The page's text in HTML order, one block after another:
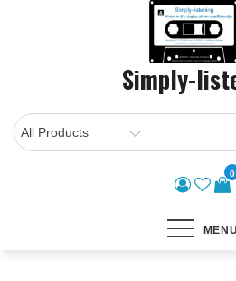
Simply-
0
MENU